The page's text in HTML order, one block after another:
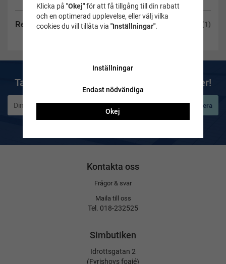
Recensioner (1)
Ta del av våra bästa erbjudanden & nyheter!
Prenumerera
De uppgifter du matar in kommer endast användas till våra nyhetsbrev.
Kontakta oss
Frågor & svar
Maila till oss
Tel. 018-232525
Simbutiken
Idrottsgatan 2
(Fyrishovs foajé)
Klicka på "Okej"för att få tillgång till din rabatt
och en optimerad upplevelse, eller välj vilka
cookies du vill tillåta via "Inställningar".
Inställningar
Endast nödvändiga
Okej